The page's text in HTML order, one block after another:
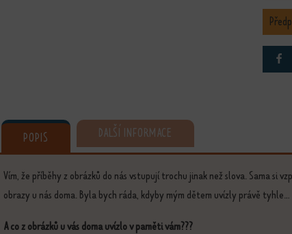
POPIS DALŠÍ INFORMACE
Vím, že příběhy z obrázků do nás vstupují trochu jinak než slova. Sama si
obrazy u nás doma. Byla bych ráda, kdyby mým dětem uvízly právě tyhle...
A co z obrázků u vás doma uvízlo v paměti vám???